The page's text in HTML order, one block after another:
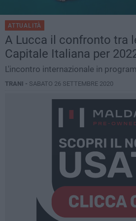
ATTUALITÀ
A Lucca il confronto tra
Capitale Italiana per
L'incontro internazionale in
TRANI - SABATO 26 SETTEMBRE 2020